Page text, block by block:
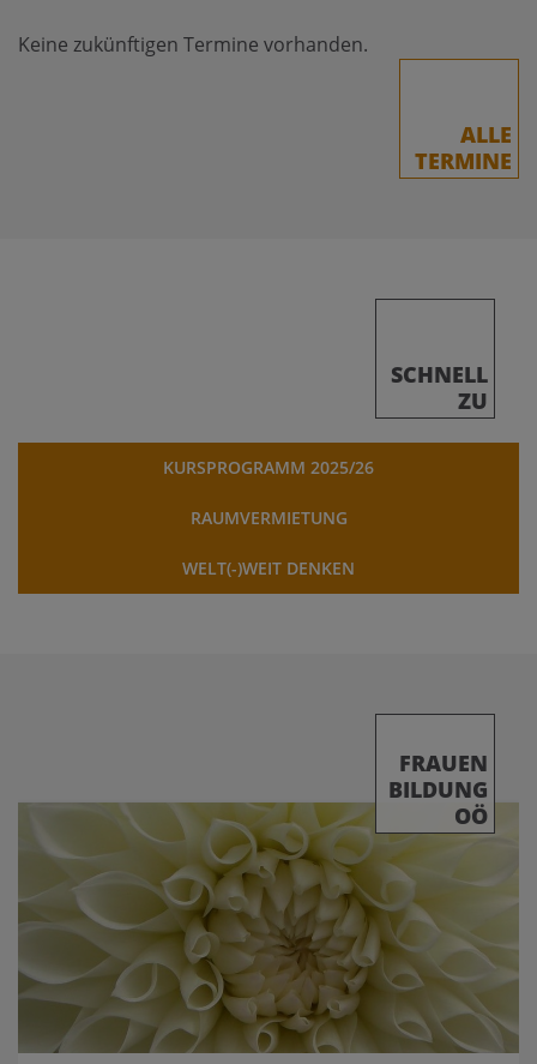
Keine zukünftigen Termine vorhanden.
ALLE
TERMINE
SCHNELL
ZU
KURSPROGRAMM 2025/26
RAUMVERMIETUNG
WELT(-)WEIT DENKEN
FRAUEN
BILDUNG
OÖ